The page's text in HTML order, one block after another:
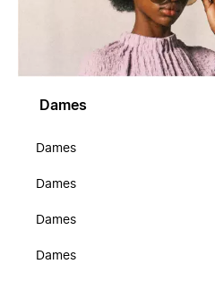
Dames
Dames
Dames
Dames
Dames